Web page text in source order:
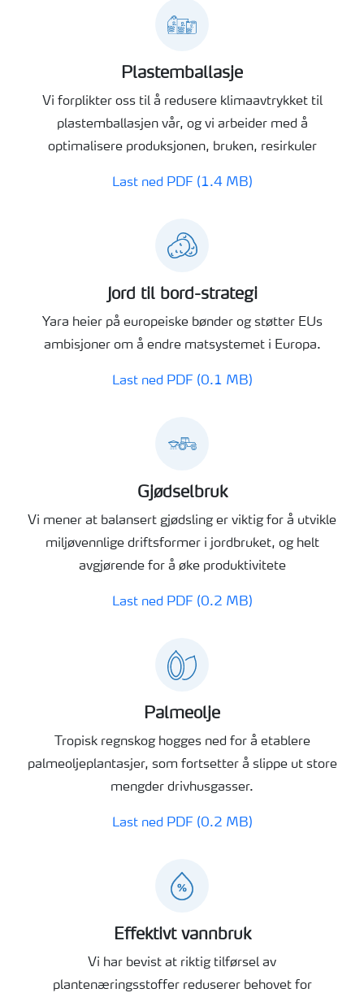
Plastemballasje
Vi forplikter oss til å redusere klimaavtrykket til
plastemballasjen vår, og vi arbeider med å
optimalisere produksjonen, bruken, resirkuler
Last ned PDF (1.4 MB)
Jord til bord-strategi
Yara heier på europeiske bønder og støtter EUs
ambisjoner om å endre matsystemet i Europa.
Last ned PDF (0.1 MB)
Gjødselbruk
Vi mener at balansert gjødsling er viktig for å utvikle
miljøvennlige driftsformer i jordbruket, og helt
avgjørende for å øke produktivitete
Last ned PDF (0.2 MB)
Palmeolje
Tropisk regnskog hogges ned for å etablere
palmeoljeplantasjer, som fortsetter å slippe ut store
mengder drivhusgasser.
Last ned PDF (0.2 MB)
Effektivt vannbruk
Vi har bevist at riktig tilførsel av
plantenæringsstoffer reduserer behovet for